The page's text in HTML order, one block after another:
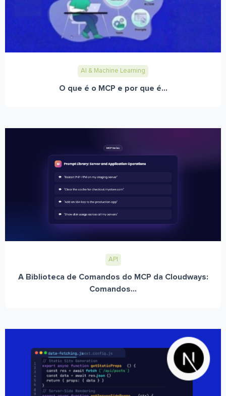
AI & Machine Learning
O que é o MCP e por que é...
API
A Biblioteca de Comandos do MCP da Cloudways:
Comandos...